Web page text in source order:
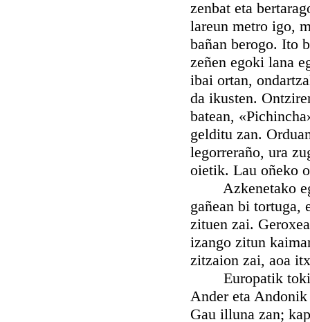
zenbat eta
lareun metro igo,
bañan berogo. Ito
zeñen egoki lana
ibai ortan,
da ikusten.
batean,
gelditu zan.
legorreraño, ura
oietik. Lau oñeko
Azkenetako
gañean bi tortuga,
zituen zai.
izango zitun
zitzaion zai, aoa
Europatik toki
Ander eta Andonik
Gau illuna zan;